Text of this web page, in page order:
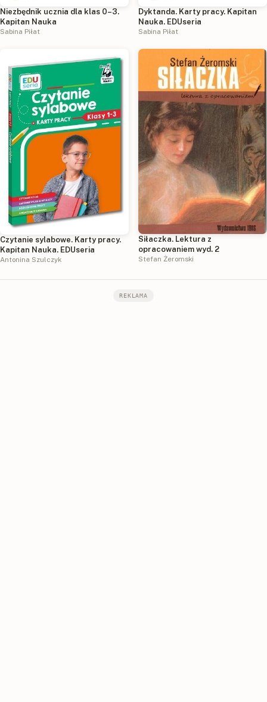
Niezbędnik ucznia dla klas 0–3.
Kapitan Nauka
Sabina Piłat
Dyktanda. Karty pracy. Kapitan
Nauka. EDUseria
Sabina Piłat
Czytanie sylabowe. Karty pracy.
Kapitan Nauka. EDUseria
Antonina Szulczyk
Siłaczka. Lektura z
opracowaniem wyd. 2
Stefan Żeromski
REKLAMA